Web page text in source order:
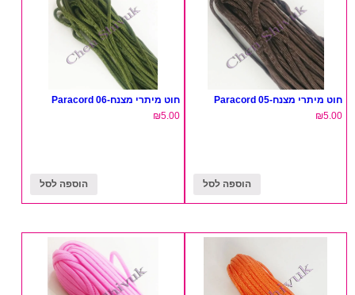
חוט מיתרי מצנח-05 Paracord
₪5.00
הוספה לסל
חוט מיתרי מצנח-06 Paracord
₪5.00
הוספה לסל